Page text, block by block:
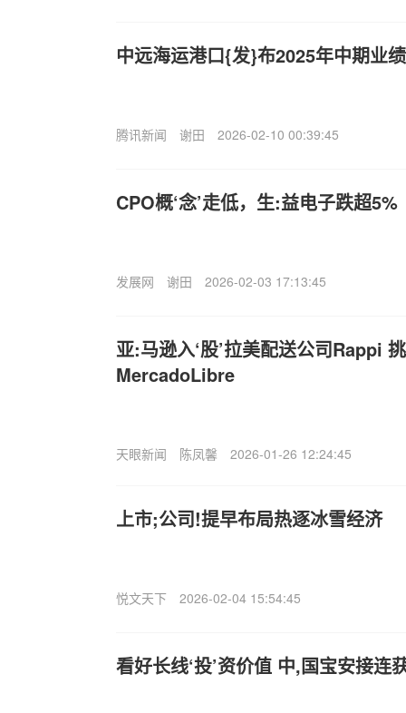
中远海运港口{发}布2025年中期业
腾讯新闻 谢田 2026-02-10 00:39:45
CPO概‘念’走低，生:益电子跌超5%
发展网 谢田 2026-02-03 17:13:45
亚:马逊入‘股’拉美配送公司Rappi
MercadoLibre
天眼新闻 陈凤馨 2026-01-26 12:24:45
上市;公司!提早布局热逐冰雪经济
悦文天下 2026-02-04 15:54:45
看好长线‘投’资价值 中,国宝安接连